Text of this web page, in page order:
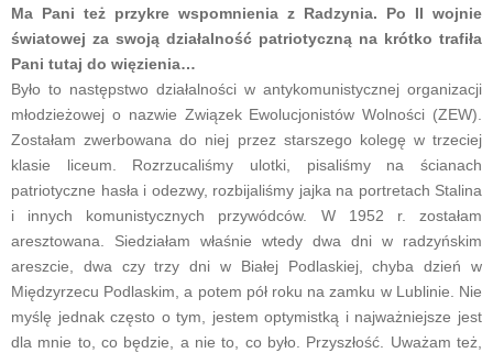
Ma Pani też przykre wspomnienia z Radzynia. Po II wojnie
światowej za swoją działalność patriotyczną na krótko trafiła
Pani tutaj do więzienia…
Było to następstwo działalności w antykomunistycznej organizacji
młodzieżowej o nazwie Związek Ewolucjonistów Wolności (ZEW).
Zostałam zwerbowana do niej przez starszego kolegę w trzeciej
klasie liceum. Rozrzucaliśmy ulotki, pisaliśmy na ścianach
patriotyczne hasła i odezwy, rozbijaliśmy jajka na portretach Stalina
i innych komunistycznych przywódców. W 1952 r. zostałam
aresztowana. Siedziałam właśnie wtedy dwa dni w radzyńskim
areszcie, dwa czy trzy dni w Białej Podlaskiej, chyba dzień w
Międzyrzecu Podlaskim, a potem pół roku na zamku w Lublinie. Nie
myślę jednak często o tym, jestem optymistką i najważniejsze jest
dla mnie to, co będzie, a nie to, co było. Przyszłość. Uważam też,